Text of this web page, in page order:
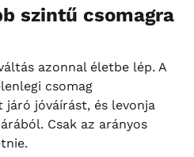
szintű csomagra
azonnal életbe lép. A
csomag
jóváírást, és levonja
Csak az arányos